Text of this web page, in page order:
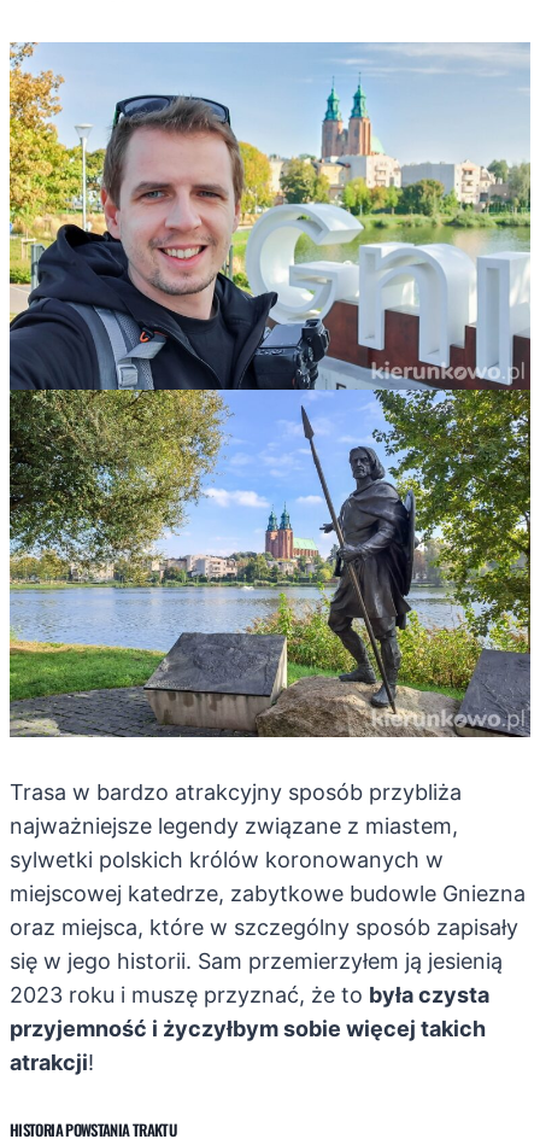
Trasa w bardzo atrakcyjny sposób przybliża
najważniejsze legendy związane z miastem,
sylwetki polskich królów koronowanych w
miejscowej katedrze, zabytkowe budowle Gniezna
oraz miejsca, które w szczególny sposób zapisały
się w jego historii. Sam przemierzyłem ją jesienią
2023 roku i muszę przyznać, że to była czysta
przyjemność i życzyłbym sobie więcej takich
atrakcji!
HISTORIA POWSTANIA TRAKTU